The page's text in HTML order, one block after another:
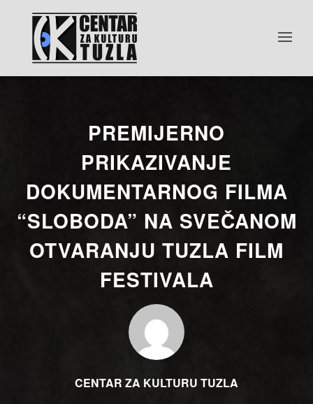
PREMIJERNO
PRIKAZIVANJE
DOKUMENTARNOG FILMA
“SLOBODA” NA SVEČANOM
OTVARANJU TUZLA FILM
FESTIVALA
CENTAR ZA KULTURU TUZLA